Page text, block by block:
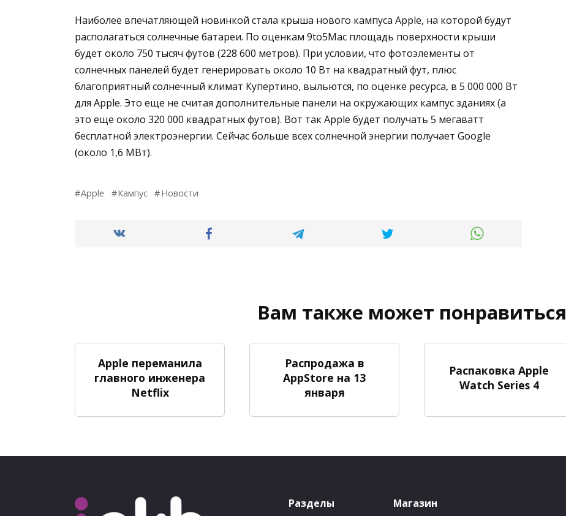
Наиболее впечатляющей новинкой стала крыша нового кампуса Apple, на которой будут
располагаться солнечные батареи. По оценкам 9to5Mac площадь поверхности крыши
будет около 750 тысяч футов (228 600 метров). При условии, что фотоэлементы от
солнечных панелей будет генерировать около 10 Вт на квадратный фут, плюс
благоприятный солнечный климат Купертино, выльются, по оценке ресурса, в 5 000 000 Вт
для Apple. Это еще не считая дополнительные панели на окружающих кампус зданиях (а
это еще около 320 000 квадратных футов). Вот так Apple будет получать 5 мегаватт
бесплатной электроэнергии. Сейчас больше всех солнечной энергии получает Google
(около 1,6 МВт).
Apple Кампус Новости
Вам также может понравиться
Apple переманила
главного инженера
Netflix
Распродажа в
AppStore на 13
января
Распаковка Apple
Watch Series 4
Разделы Магазин